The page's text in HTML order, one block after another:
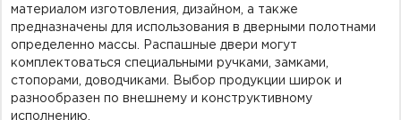
материалом изготовления, дизайном, а также
предназначены для использования в дверными полотнами
определенно массы. Распашные двери могут
комплектоваться специальными ручками, замками,
стопорами, доводчиками. Выбор продукции широк и
разнообразен по внешнему и конструктивному
исполнению.